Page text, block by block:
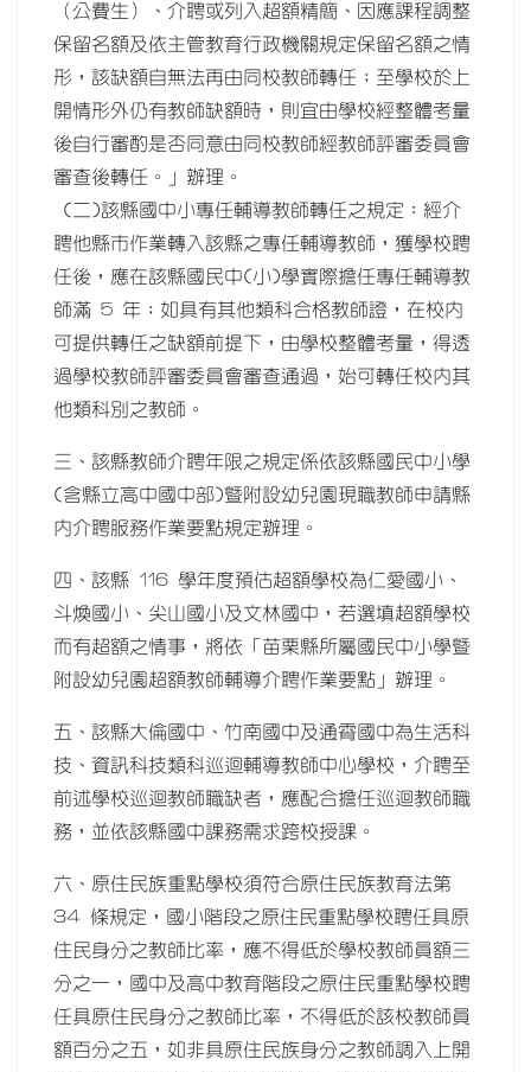
（公費生）、介聘或列入超額精簡、因應課程調整
保留名額及依主管教育行政機關規定保留名額之情
形，該缺額自無法再由同校教師轉任；至學校於上
開情形外仍有教師缺額時，則宜由學校經整體考量
後自行審酌是否同意由同校教師經教師評審委員會
審查後轉任。」辦理。
(二)該縣國中小專任輔導教師轉任之規定：經介
聘他縣市作業轉入該縣之專任輔導教師，獲學校聘
任後，應在該縣國民中(小)學實際擔任專任輔導教
師滿 5 年；如具有其他類科合格教師證，在校內
可提供轉任之缺額前提下，由學校整體考量，得透
過學校教師評審委員會審查通過，始可轉任校內其
他類科別之教師。
三、該縣教師介聘年限之規定係依該縣國民中小學
(含縣立高中國中部)暨附設幼兒園現職教師申請縣
內介聘服務作業要點規定辦理。
四、該縣 116 學年度預估超額學校為仁愛國小、
斗煥國小、尖山國小及文林國中，若選填超額學校
而有超額之情事，將依「苗栗縣所屬國民中小學暨
附設幼兒園超額教師輔導介聘作業要點」辦理。
五、該縣大倫國中、竹南國中及通霄國中為生活科
技、資訊科技類科巡迴輔導教師中心學校，介聘至
前述學校巡迴教師職缺者，應配合擔任巡迴教師職
務，並依該縣國中課務需求跨校授課。
六、原住民族重點學校須符合原住民族教育法第
34 條規定，國小階段之原住民重點學校聘任具原
住民身分之教師比率，應不得低於學校教師員額三
分之一，國中及高中教育階段之原住民重點學校聘
任具原住民身分之教師比率，不得低於該校教師員
額百分之五，如非具原住民族身分之教師調入上開